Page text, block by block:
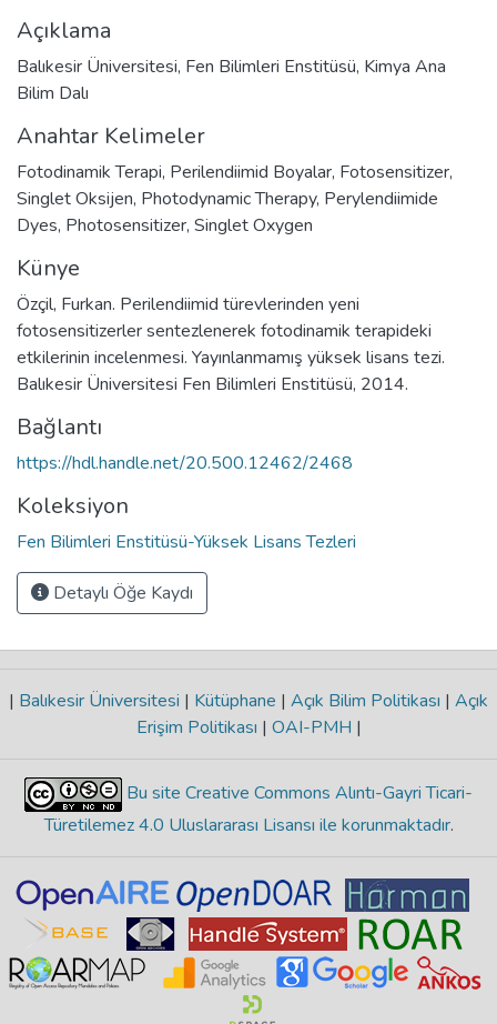
Açıklama
Balıkesir Üniversitesi, Fen Bilimleri Enstitüsü, Kimya Ana
Bilim Dalı
Anahtar Kelimeler
Fotodinamik Terapi, Perilendiimid Boyalar, Fotosensitizer,
Singlet Oksijen, Photodynamic Therapy, Perylendiimide
Dyes, Photosensitizer, Singlet Oxygen
Künye
Özçil, Furkan. Perilendiimid türevlerinden yeni
fotosensitizerler sentezlenerek fotodinamik terapideki
etkilerinin incelenmesi. Yayınlanmamış yüksek lisans tezi.
Balıkesir Üniversitesi Fen Bilimleri Enstitüsü, 2014.
Bağlantı
https://hdl.handle.net/20.500.12462/2468
Koleksiyon
Fen Bilimleri Enstitüsü-Yüksek Lisans Tezleri
Detaylı Öğe Kaydı
| Balıkesir Üniversitesi | Kütüphane | Açık Bilim Politikası | Açık
Erişim Politikası | OAI-PMH |
Bu site Creative Commons Alıntı-Gayri Ticari-
Türetilemez 4.0 Uluslararası Lisansı ile korunmaktadır.